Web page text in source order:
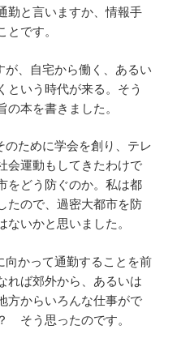
勤と言いますか、情報手
です。
、自宅から働く、あるい
という時代が来る。そう
本を書きました。
ために学会を創り、テレ
会運動もしてきたわけで
をどう防ぐのか。私は都
たので、過密大都市を防
ないかと思いました。
かって通勤することを前
れば郊外から、あるいは
方からいろんな仕事がで
そう思ったのです。